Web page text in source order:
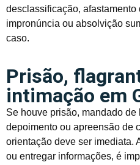
desclassificação, afastamento
impronúncia ou absolvição
caso.
Prisão,
intimação em
Se houve prisão, mandado de
depoimento ou apreensão de
orientação deve ser imediata.
ou entregar informações, é